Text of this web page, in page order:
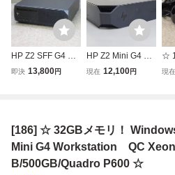
HP Z2 SFF G4 Wo
rkstation / Xeon E-
Pro for WS / No.B
A391
即決 13,800円
HP Z2 Mini G4 Wo
rkstation Xeon E-2
現在 12,100円
☆
現在
[186] ☆ 32GBメモリ！
Mini G4 Workstation QC Xeon
B/500GB/Quadro P600 ☆